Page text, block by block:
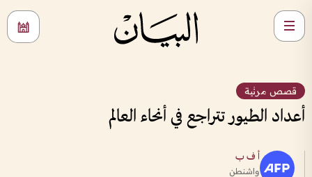
قصص مرئية
أعداد الطيور تتراجع في أنحاء العالم
أ ف ب
واشنطن